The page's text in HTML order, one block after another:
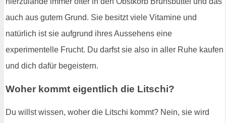
auch aus gutem Grund. Sie besitzt viele Vitamine und
natürlich ist sie aufgrund ihres Aussehens eine
experimentelle Frucht. Du darfst sie also in aller Ruhe kaufen
und dich dafür begeistern.
Woher kommt eigentlich die Litschi?
Du willst wissen, woher die Litschi kommt? Nein, sie wird